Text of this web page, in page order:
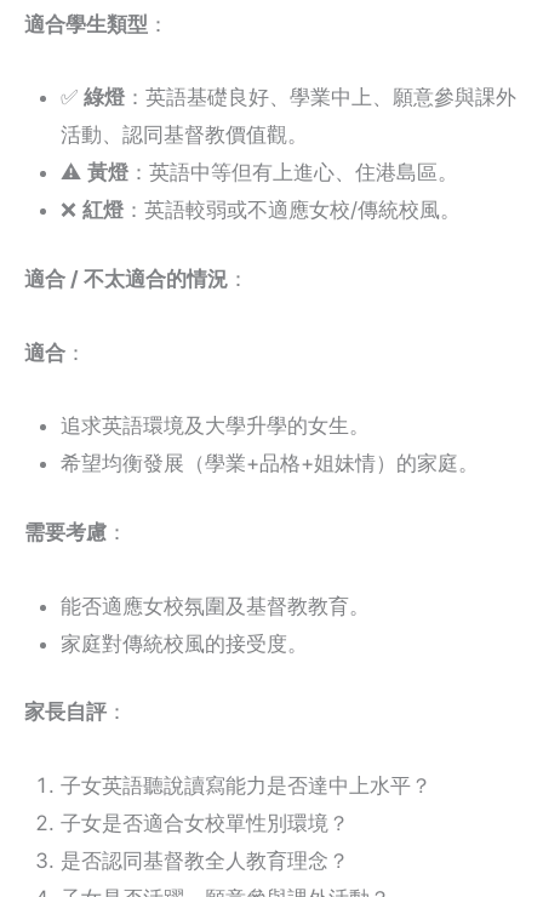
適合學生類型 ：
✅ 綠燈 ：英語基礎良好、學業中上、願意參與課外
活動、認同基督教價值觀。
⚠️ 黃燈 ：英語中等但有上進心、住港島區。
❌ 紅燈 ：英語較弱或不適應女校/傳統校風。
適合 / 不太適合的情況 ：
適合 ：
追求英語環境及大學升學的女生。
希望均衡發展（學業+品格+姐妹情）的家庭。
需要考慮 ：
能否適應女校氛圍及基督教教育。
家庭對傳統校風的接受度。
家長自評 ：
子女英語聽說讀寫能力是否達中上水平？
子女是否適合女校單性別環境？
是否認同基督教全人教育理念？